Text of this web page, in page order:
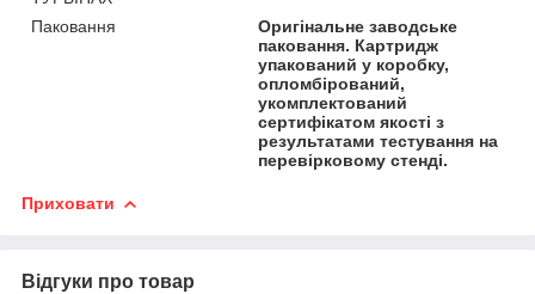
Паковання
Оригінальне заводське
паковання. Картридж
упакований у коробку,
опломбірований,
укомплектований
сертифікатом якості з
результатами тестування на
перевірковому стенді.
Приховати
Відгуки про товар